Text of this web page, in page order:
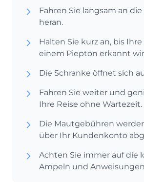
Fahren Sie langsam an die
heran.
Halten Sie kurz an, bis
einem Piepton erkannt
Die Schranke öffnet sich
Fahren Sie weiter und
Ihre Reise ohne Wartezeit.
Die Mautgebühren
über Ihr Kundenkonto
Achten Sie immer auf die
Ampeln und